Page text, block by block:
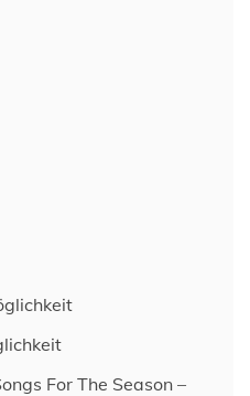
For The Season –